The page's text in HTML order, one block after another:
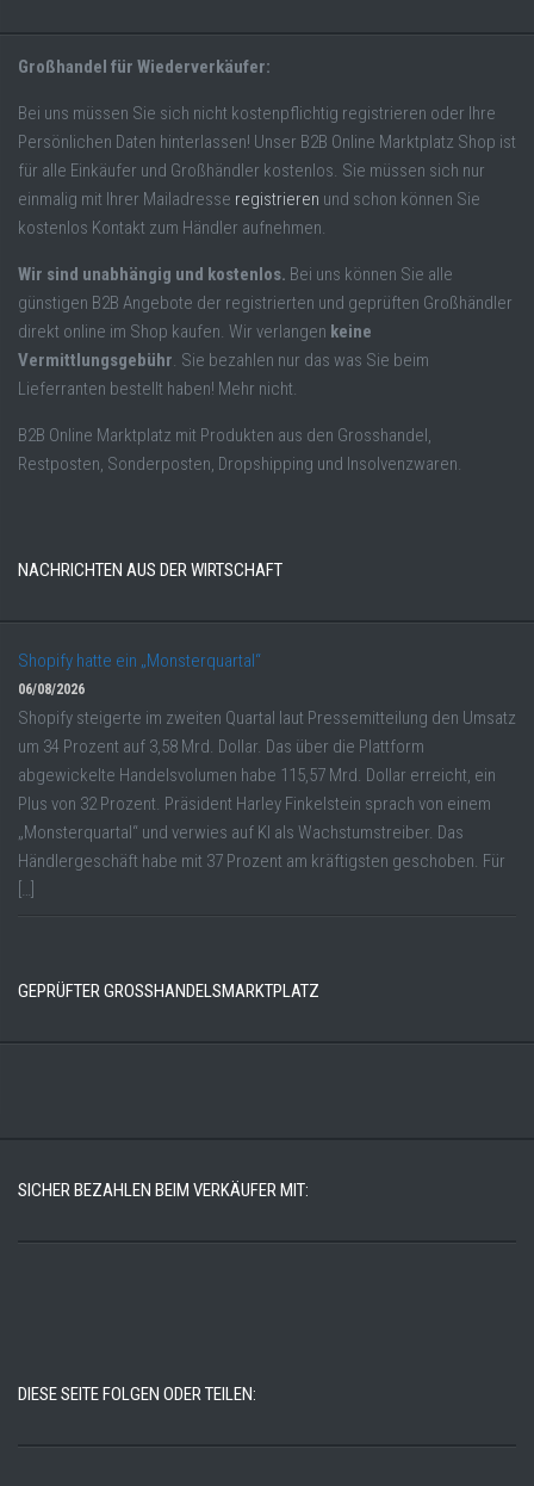
Großhandel für Wiederverkäufer:
Bei uns müssen Sie sich nicht kostenpflichtig registrieren oder Ihre
Persönlichen Daten hinterlassen! Unser B2B Online Marktplatz Shop ist
für alle Einkäufer und Großhändler kostenlos. Sie müssen sich nur
einmalig mit Ihrer Mailadresse registrieren und schon können Sie
kostenlos Kontakt zum Händler aufnehmen.
Wir sind unabhängig und kostenlos. Bei uns können Sie alle
günstigen B2B Angebote der registrierten und geprüften Großhändler
direkt online im Shop kaufen. Wir verlangen keine
Vermittlungsgebühr. Sie bezahlen nur das was Sie beim
Lieferranten bestellt haben! Mehr nicht.
B2B Online Marktplatz mit Produkten aus den Grosshandel,
Restposten, Sonderposten, Dropshipping und Insolvenzwaren.
NACHRICHTEN AUS DER WIRTSCHAFT
Shopify hatte ein „Monsterquartal“
06/08/2026
Shopify steigerte im zweiten Quartal laut Pressemitteilung den Umsatz
um 34 Prozent auf 3,58 Mrd. Dollar. Das über die Plattform
abgewickelte Handelsvolumen habe 115,57 Mrd. Dollar erreicht, ein
Plus von 32 Prozent. Präsident Harley Finkelstein sprach von einem
„Monsterquartal“ und verwies auf KI als Wachstumstreiber. Das
Händlergeschäft habe mit 37 Prozent am kräftigsten geschoben. Für
[…]
GEPRÜFTER GROSSHANDELSMARKTPLATZ
SICHER BEZAHLEN BEIM VERKÄUFER MIT:
DIESE SEITE FOLGEN ODER TEILEN: